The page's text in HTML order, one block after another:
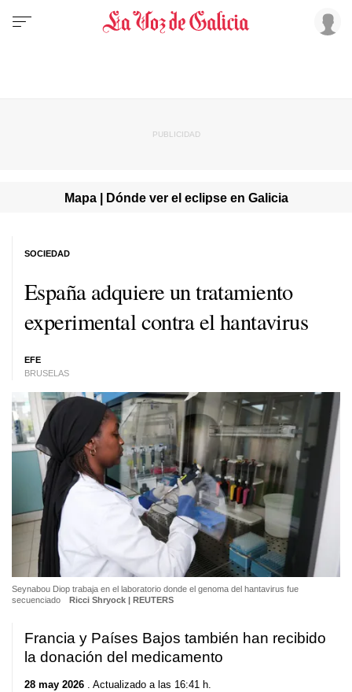
Mapa | Dónde ver el eclipse en Galicia
España adquiere un tratamiento
experimental contra el hantavirus
EFE
BRUSELAS
SOCIEDAD
Seynabou Diop trabaja en el laboratorio donde el genoma del hantavirus fue
secuenciado
Ricci Shryock | REUTERS
Francia y Países Bajos también han recibido
la donación del medicamento
28 may 2026 . Actualizado a las 16:41 h.